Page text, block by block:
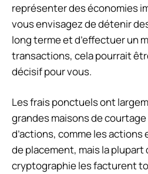
représenter des économies
vous envisagez de détenir
long terme et d’effectuer un
transactions, cela pourrait
décisif pour vous.
Les frais ponctuels ont
grandes maisons de
d’actions, comme les
de placement, mais la plupart
cryptographie les facturent